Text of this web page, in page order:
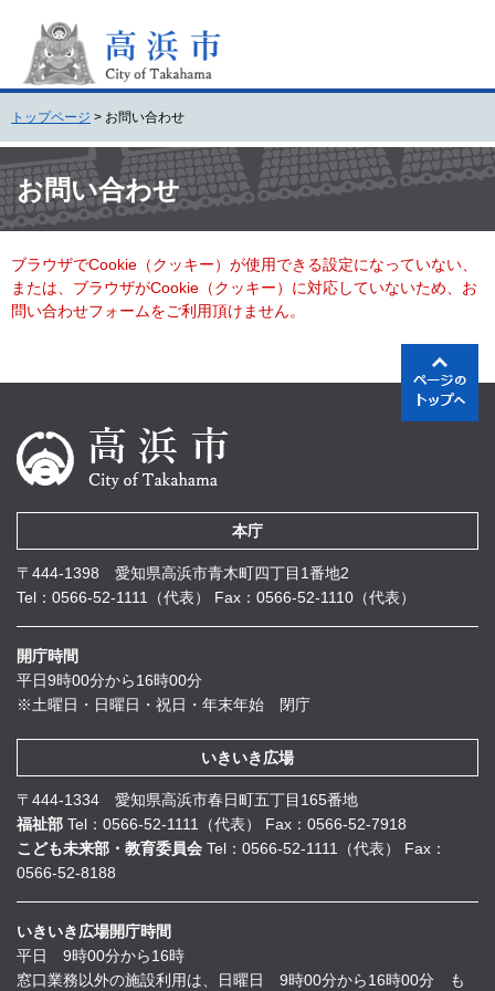
頭
で
す
。
飛
ば
し
て
本
へ
トップページ > お問い合わせ
文 お問い合わせ
ブラウザでCookie（クッキー）が使用できる設定になっていない、
または、ブラウザがCookie（クッキー）に対応していないため、お
問い合わせフォームをご利用頂けません。
本庁
〒444-1398 愛知県高浜市青木町四丁目1番地2
Tel：0566-52-1111（代表）
Fax：0566-52-1110（代表）
開庁時間
平日9時00分から16時00分
※土曜日・日曜日・祝日・年末年始 閉庁
いきいき広場
〒444-1334 愛知県高浜市春日町五丁目165番地
福祉部 Tel：0566-52-1111（代表）
Fax：0566-52-7918
こども未来部・教育委員会 Tel：0566-52-1111（代表）
Fax：
0566-52-8188
いきいき広場開庁時間
平日 9時00分から16時
窓口業務以外の施設利用は、日曜日 9時00分から16時00分 も